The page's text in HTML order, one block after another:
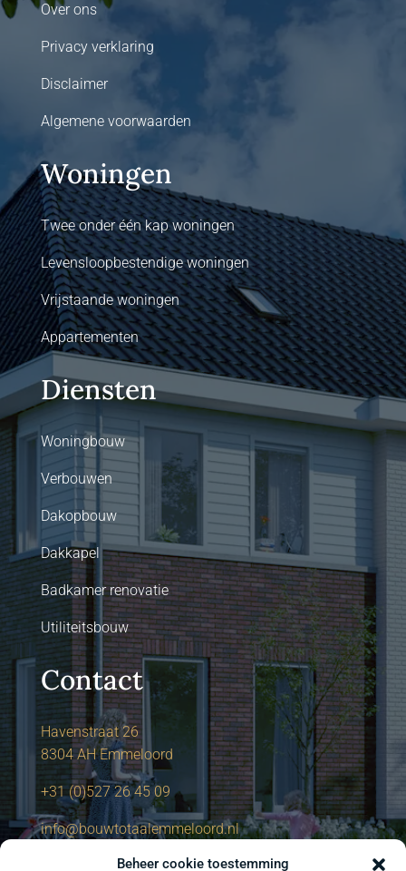
Beheer cookie toestemming
Over ons
Privacy verklaring
Disclaimer
Algemene voorwaarden
Woningen
Twee onder één kap woningen
Levensloopbestendige woningen
Vrijstaande woningen
Appartementen
Diensten
Woningbouw
Verbouwen
Dakopbouw
Dakkapel
Badkamer renovatie
Utiliteitsbouw
Contact
Havenstraat 26
8304 AH Emmeloord
+31 (0)527 26 45 09
info@bouwtotaalemmeloord.nl